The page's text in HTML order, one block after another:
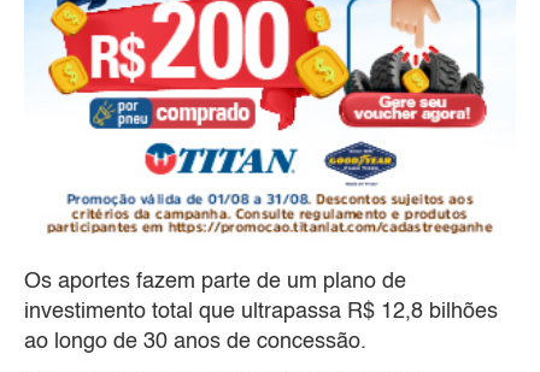
Os aportes fazem parte de um plano de
investimento total que ultrapassa R$ 12,8 bilhões
ao longo de 30 anos de concessão.